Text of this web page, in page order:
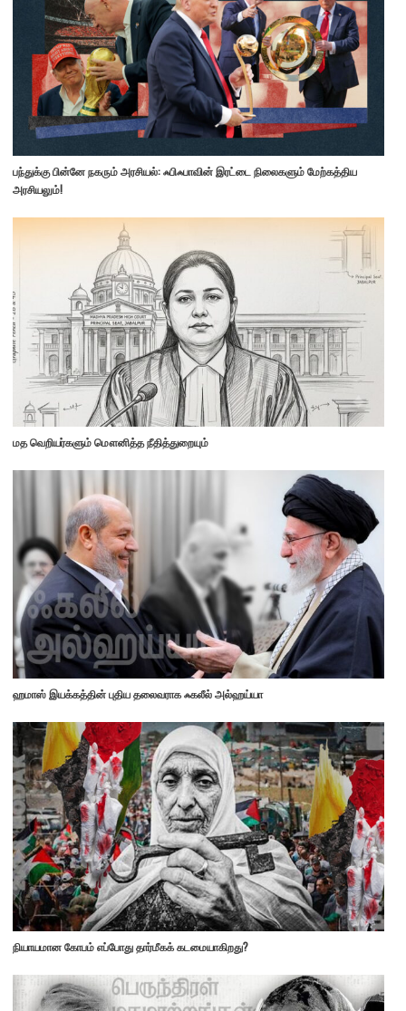
பந்துக்கு பின்னே நகரும் அரசியல்: ஃபிஃபாவின் இரட்டை நிலைகளும் மேற்கத்திய
அரசியலும்!
மத வெறியர்களும் மௌனித்த நீதித்துறையும்
ஹமாஸ் இயக்கத்தின் புதிய தலைவராக ஃகலீல் அல்ஹய்யா
நியாயமான கோபம் எப்போது தார்மீகக் கடமையாகிறது?